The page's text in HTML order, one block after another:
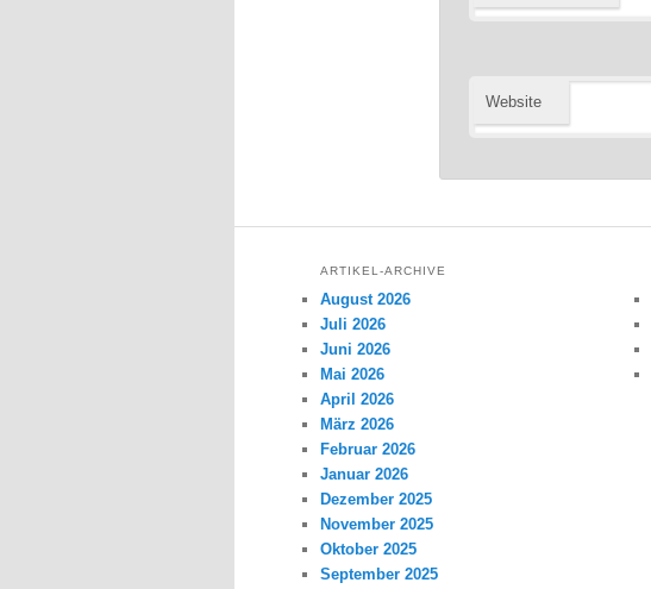
Website
ARTIKEL-ARCHIVE
August 2026
Juli 2026
Juni 2026
Mai 2026
April 2026
März 2026
Februar 2026
Januar 2026
Dezember 2025
November 2025
Oktober 2025
September 2025